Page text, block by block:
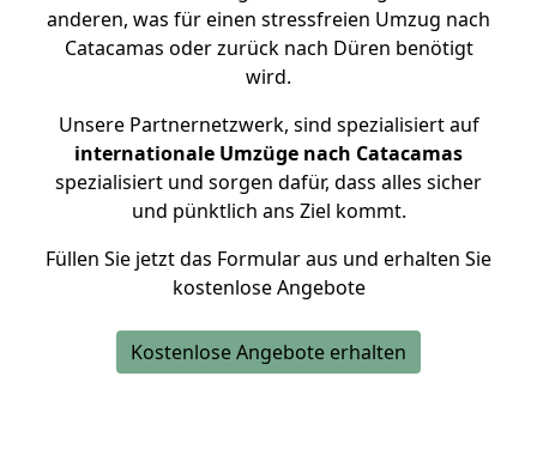
anderen, was für einen stressfreien Umzug nach
Catacamas oder zurück nach Düren benötigt
wird.
Unsere Partnernetzwerk, sind spezialisiert auf
internationale Umzüge nach Catacamas
spezialisiert und sorgen dafür, dass alles sicher
und pünktlich ans Ziel kommt.
Füllen Sie jetzt das Formular aus und erhalten Sie
kostenlose Angebote
Kostenlose Angebote erhalten